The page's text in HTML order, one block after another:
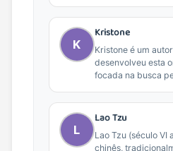
'Out of Africa'...
K
Kristone
Kristone é um
desenvolveu esta
focada na busca
L
Lao Tzu
Lao Tzu (século VI
chinês,